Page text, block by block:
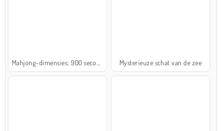
Mysterieuze schat van de zee